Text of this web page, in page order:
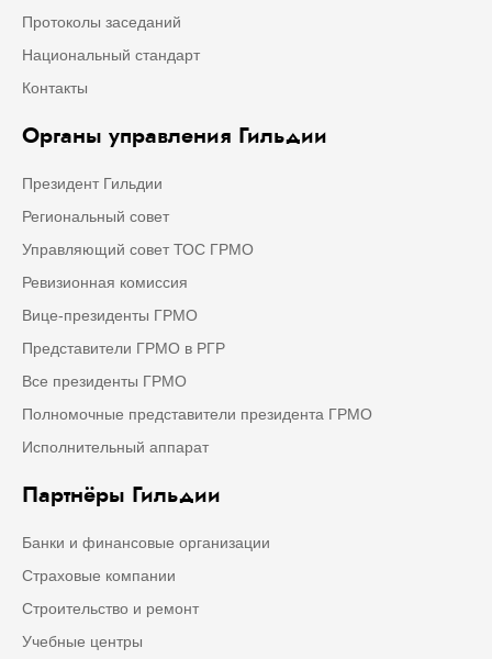
Протоколы заседаний
Национальный стандарт
Контакты
Органы управления Гильдии
Президент Гильдии
Региональный совет
Управляющий совет ТОС ГРМО
Ревизионная комиссия
Вице-президенты ГРМО
Представители ГРМО в РГР
Все президенты ГРМО
Полномочные представители президента ГРМО
Исполнительный аппарат
Партнёры Гильдии
Банки и финансовые организации
Страховые компании
Строительство и ремонт
Учебные центры